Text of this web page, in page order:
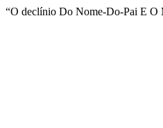
“O declínio Do Nome-Do-Pai E O